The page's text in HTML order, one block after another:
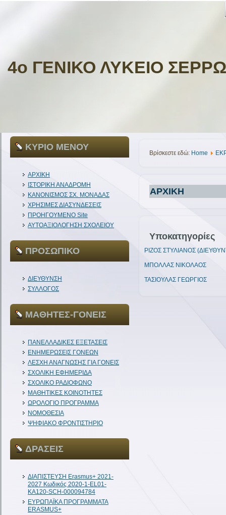
4ο ΓΕΝΙΚΟ ΛΥΚΕΙΟ
ΚΥΡΙΟ ΜΕΝΟΥ
ΑΡΧΙΚΗ
ΙΣΤΟΡΙΚΗ ΑΝΑΔΡΟΜΗ
ΚΑΝΟΝΙΣΜΟΣ ΣΧ. ΜΟΝΑΔΑΣ
ΧΡΗΣΙΜΕΣ ΔΙΑΣΥΝΔΕΣΕΙΣ
ΠΡΟΗΓΟΥΜΕΝΟ Site
ΑΥΤΟΑΞΙΟΛΟΓΗΣΗ ΣΧΟΛΕΙΟΥ
ΠΡΟΣΩΠΙΚΟ
ΔΙΕΥΘΥΝΣΗ
ΣΥΛΛΟΓΟΣ
ΜΑΘΗΤΕΣ-ΓΟΝΕΙΣ
ΠΑΝΕΛΛΑΔΙΚΕΣ ΕΞΕΤΑΣΕΙΣ
ΕΝΗΜΕΡΩΣΕΙΣ ΓΟΝΕΩΝ
ΛΕΣΧΗ ΑΝΑΓΝΩΣΗΣ ΓΙΑ ΓΟΝΕΙΣ
ΣΧΟΛΙΚΗ ΕΦΗΜΕΡΙΔΑ
ΣΧΟΛΙΚΟ ΡΑΔΙΟΦΩΝΟ
ΜΑΘΗΤΙΚΕΣ ΚΟΙΝΟΤΗΤΕΣ
ΩΡΟΛΟΓΙΟ ΠΡΟΓΡΑΜΜΑ
ΝΟΜΟΘΕΣΙΑ
ΨΗΦΙΑΚΟ ΦΡΟΝΤΙΣΤΗΡΙΟ
ΔΡΑΣΕΙΣ
ΔIAΠΙΣΤΕΥΣΗ Erasmus+ 2021-
2027 Κωδικός 2020-1-EL01-
KA120-SCH-000094784
ΕΥΡΩΠΑΪΚΑ ΠΡΟΓΡΑΜΜΑΤΑ
ERASMUS+
Βρίσκεστε εδώ: Home
ΑΡΧΙΚΗ
Υποκατηγορίες
ΡΙΖΟΣ ΣΤΥΛΙΑΝΟΣ
ΜΠΟΛΛΑΣ ΝΙΚΟΛΑΟΣ
ΤΑΣΙΟΥΛΑΣ ΓΕΩΡΓΙΟΣ